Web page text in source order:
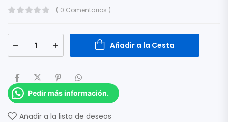
( 0 Comentarios )
Añadir a la Cesta
Pedir más información.
Añadir a la lista de deseos